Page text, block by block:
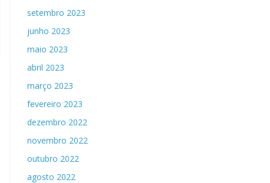
setembro 2023
junho 2023
maio 2023
abril 2023
março 2023
fevereiro 2023
dezembro 2022
novembro 2022
outubro 2022
agosto 2022